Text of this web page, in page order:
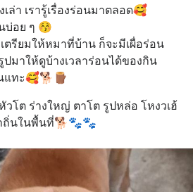
ล่า เรารู้เรื่องร่อนมาตลอด🥰
บ่อย ๆ 😚
เตรียมให้หมาที่บ้าน ก็จะมีเผื่อร่อน
มาให้ดูบ้างเวลาร่อนได้ของกิน
แทะ🥰🐕🪵
โต ร่างใหญ่ ตาโต รูปหล่อ โหงวเฮ้
าถิ่นในพื้นที่🐕🐾🐾